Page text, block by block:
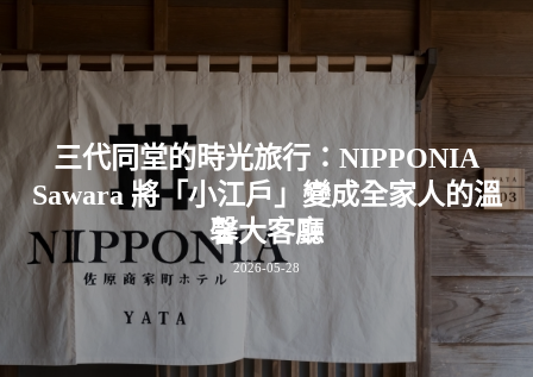
三代同堂的時光旅行：NIPPONIA
Sawara 將「小江戶」變成全家人的溫
馨大客廳
2026-05-28